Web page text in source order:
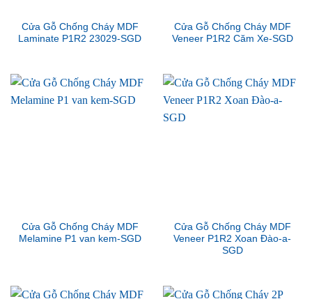
Cửa Gỗ Chống Cháy MDF
Laminate P1R2 23029-SGD
Cửa Gỗ Chống Cháy MDF
Veneer P1R2 Căm Xe-SGD
Cửa Gỗ Chống Cháy MDF
Melamine P1 van kem-SGD
Cửa Gỗ Chống Cháy MDF
Veneer P1R2 Xoan Đào-a-
SGD